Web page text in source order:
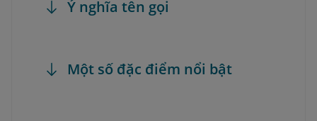
Ý nghĩa tên gọi
Một số đặc điểm nổi bật